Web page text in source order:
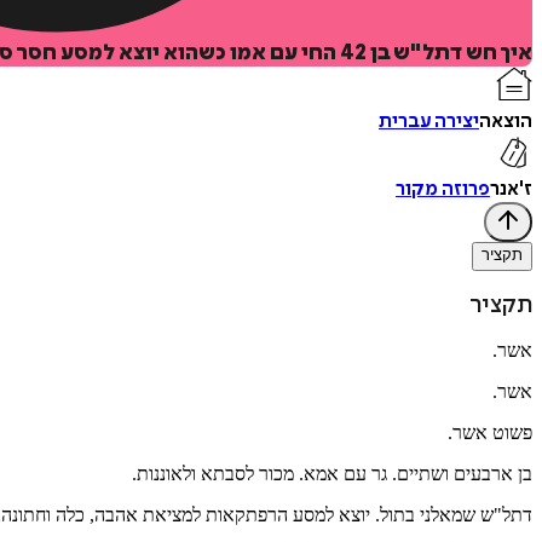
איך חש דתל"ש בן 42 החי עם אמו כשהוא יוצא למסע חסר סיכוי למציאת אהבה? קול כנה וחושפני שחודר ללב.
הוצאהיצירה עברית
ז'אנרפרוזה מקור
תקציר
תקציר
אשר.
אשר.
פשוט אשר.
בן ארבעים ושתיים. גר עם אמא. מכור לסבתא ולאוננות.
דתל"ש שמאלני בתול. יוצא למסע הרפתקאות למציאת אהבה, כלה